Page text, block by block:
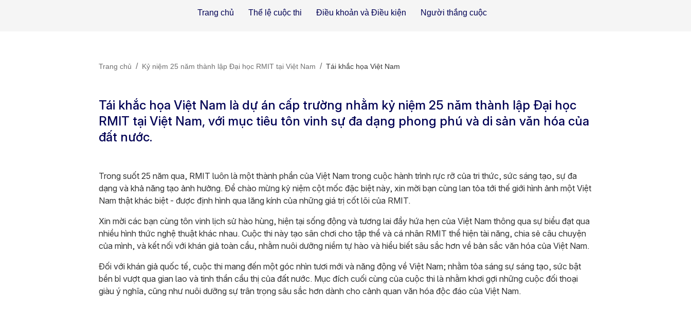
Trang chủ Thể lệ cuộc thi Điều khoản và Điều kiện Người thắng cuộc
Trang chủ / Kỷ niệm 25 năm thành lập Đại học RMIT tại Việt Nam / Tái khắc họa Việt Nam
Tái khắc họa Việt Nam là dự án cấp trường nhằm kỷ niệm 25 năm thành lập Đại học
RMIT tại Việt Nam, với mục tiêu tôn vinh sự đa dạng phong phú và di sản văn hóa của
đất nước.
Trong suốt 25 năm qua, RMIT luôn là một thành phần của Việt Nam trong cuộc hành trình rực rỡ của tri thức, sức sáng tạo, sự đa
dạng và khả năng tạo ảnh hưởng. Để chào mừng kỷ niệm cột mốc đặc biệt này, xin mời bạn cùng lan tỏa tới thế giới hình ảnh một Việt
Nam thật khác biệt - được định hình qua lăng kính của những giá trị cốt lõi của RMIT.
Xin mời các bạn cùng tôn vinh lịch sử hào hùng, hiện tại sống động và tương lai đầy hứa hẹn của Việt Nam thông qua sự biểu đạt qua
nhiều hình thức nghệ thuật khác nhau. Cuộc thi này tạo sân chơi cho tập thể và cá nhân RMIT thể hiện tài năng, chia sẻ câu chuyện
của mình, và kết nối với khán giả toàn cầu, nhằm nuôi dưỡng niềm tự hào và hiểu biết sâu sắc hơn về bản sắc văn hóa của Việt Nam.
Đối với khán giả quốc tế, cuộc thi mang đến một góc nhìn tươi mới và năng động về Việt Nam; nhằm tỏa sáng sự sáng tạo, sức bật
bền bỉ vượt qua gian lao và tinh thần cầu thị của đất nước. Mục đích cuối cùng của cuộc thi là nhằm khơi gợi những cuộc đối thoại
giàu ý nghĩa, cũng như nuôi dưỡng sự trân trọng sâu sắc hơn dành cho cảnh quan văn hóa độc đáo của Việt Nam.